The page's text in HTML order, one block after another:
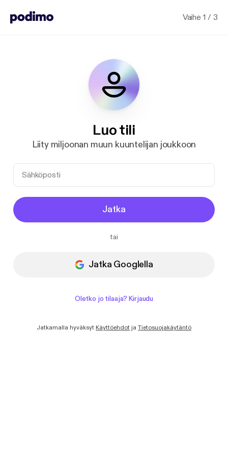
Vaihe 1 / 3
Luo tili
Liity miljoonan muun kuuntelijan joukkoon
Haluan saada sähköpostiviestejä
Jatka
tai
Jatka Googlella
Oletko jo tilaaja? Kirjaudu
Jatkamalla hyväksyt Käyttöehdot ja Tietosuojakäytäntö